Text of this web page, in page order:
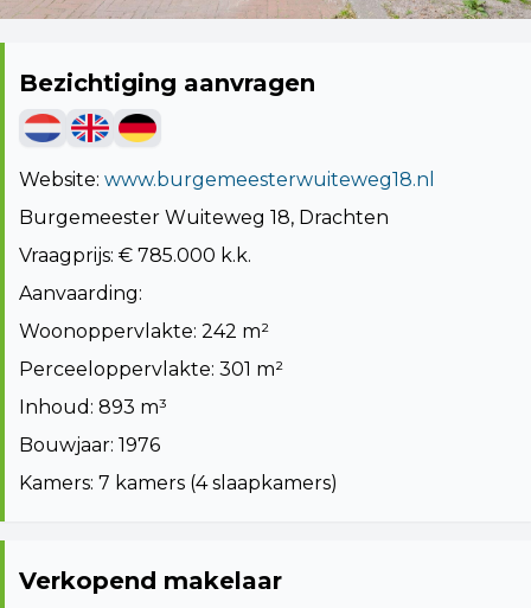
Bezichtiging aanvragen
Website: www.burgemeesterwuiteweg18.nl
Burgemeester Wuiteweg 18, Drachten
Vraagprijs: € 785.000 k.k.
Aanvaarding:
Woonoppervlakte: 242 m²
Perceeloppervlakte: 301 m²
Inhoud: 893 m³
Bouwjaar: 1976
Kamers: 7 kamers (4 slaapkamers)
Verkopend makelaar